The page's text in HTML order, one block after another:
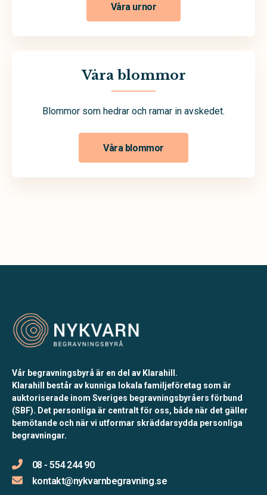
Våra urnor
Våra blommor
Blommor som hedrar och ramar in avskedet.
Våra blommor
Vår begravningsbyrå är en del av Klarahill.
Klarahill består av kunniga lokala familjeföretag som är
auktoriserade inom Sveriges begravningsbyråers förbund
(SBF). Det personliga är centralt för oss, både när det gäller
bemötande och när vi utformar skräddarsydda personliga
begravningar.
08 - 554 244 90
kontakt@nykvarnbegravning.se